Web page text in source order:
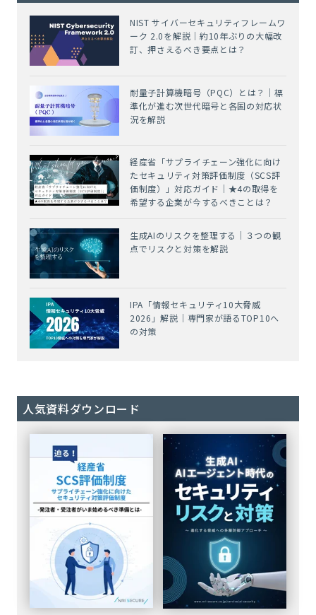
NIST サイバーセキュリティフレームワ
ーク 2.0を解説｜約10年ぶりの大幅改
訂、押さえるべき要点とは？
耐量子計算機暗号（PQC）とは？｜標
準化が進む次世代暗号と各国の対応状
況を解説
経産省「サプライチェーン強化に向け
たセキュリティ対策評価制度（SCS評
価制度）」対応ガイド｜★4の取得を
希望する企業が今するべきことは？
生成AIのリスクを整理する｜３つの観
点でリスクと対策を解説
IPA「情報セキュリティ10大脅威
2026」解説｜専門家が語るTOP10へ
の対策
人気資料ダウンロード